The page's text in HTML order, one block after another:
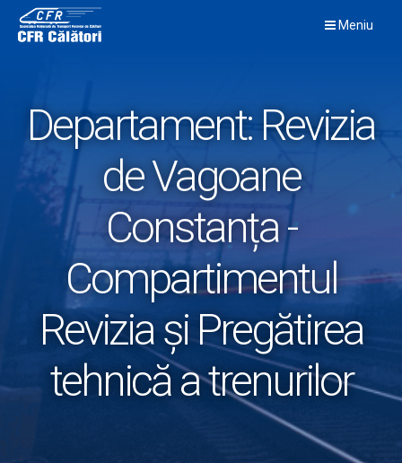
content
Meniu
Departament:Revizia
de Vagoane
Constanța -
Compartimentul
Revizia și Pregătirea
tehnică a trenurilor